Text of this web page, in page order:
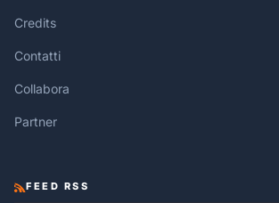
Credits
Contatti
Collabora
Partner
FEED RSS